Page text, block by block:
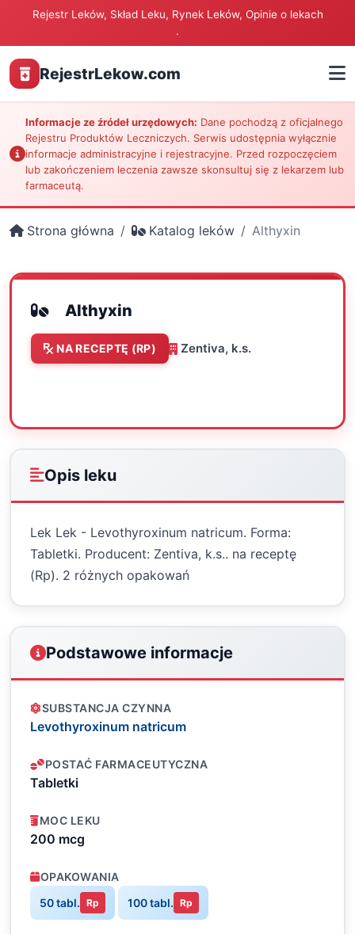
Rejestr Leków, Skład Leku, Rynek Leków, Opinie o lekach
.
RejestrLekow.com
Informacje ze źródeł urzędowych: Dane pochodzą z oficjalnego
Rejestru Produktów Leczniczych. Serwis udostępnia wyłącznie
informacje administracyjne i rejestracyjne. Przed rozpoczęciem
lub zakończeniem leczenia zawsze skonsultuj się z lekarzem lub
farmaceutą.
Strona główna Katalog leków Althyxin
Althyxin
NA RECEPTĘ (RP) Zentiva, k.s.
Opis leku
Lek Lek - Levothyroxinum natricum. Forma:
Tabletki. Producent: Zentiva, k.s.. na receptę
(Rp). 2 różnych opakowań
Podstawowe informacje
SUBSTANCJA CZYNNA
Levothyroxinum natricum
POSTAĆ FARMACEUTYCZNA
Tabletki
MOC LEKU
200 mcg
OPAKOWANIA
50 tabl. Rp 100 tabl. Rp